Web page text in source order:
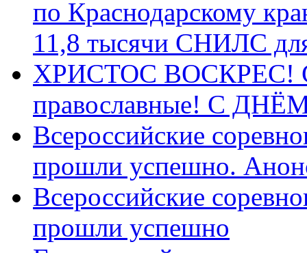
по Краснодарскому
11,8 тысячи СНИЛС
ХРИСТОС ВОСКРЕС! С
православные! C
Всероссийские
прошли успешно.
Всероссийские
прошли успешно